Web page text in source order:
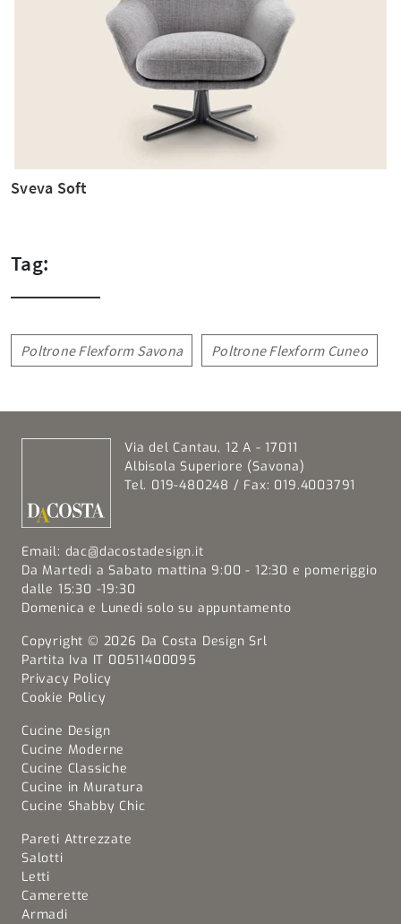
Sveva Soft
Tag:
Poltrone Flexform Savona Poltrone Flexform Cuneo
Via del Cantau, 12 A - 17011
Albisola Superiore (Savona)
Tel. 019-480248 / Fax: 019.4003791
Email: dac@dacostadesign.it
Da Martedi a Sabato mattina 9:00 - 12:30 e pomeriggio
dalle 15:30 -19:30
Domenica e Lunedi solo su appuntamento
Copyright © 2026 Da Costa Design Srl
Partita Iva IT 00511400095
Privacy Policy
Cookie Policy
Cucine Design
Cucine Moderne
Cucine Classiche
Cucine in Muratura
Cucine Shabby Chic
Pareti Attrezzate
Salotti
Letti
Camerette
Armadi